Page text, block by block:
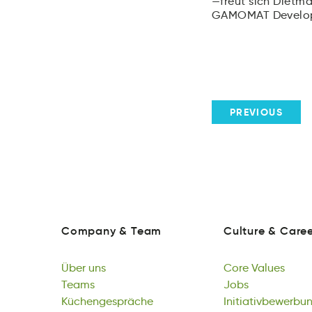
GAMOMAT
PREVIOUS
Company & Team
Über
Über
uns
uns
amTse
Teams
Küchengespräche
ehececgpsräKhün
Küchengespräche
Podcasts
tocsdsaP
Culture &
Core
Core
Values
Values
osbJ
Jobs
Awards
drAaws